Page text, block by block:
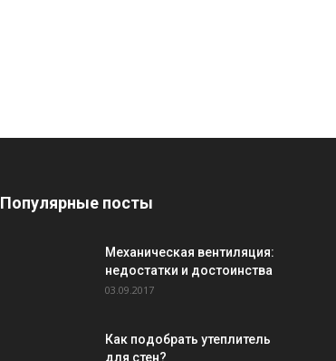
Популярные посты
Механическая вентиляция:
недостатки и достоинства
03.09.2017
Как подобрать утеплитель
для стен?